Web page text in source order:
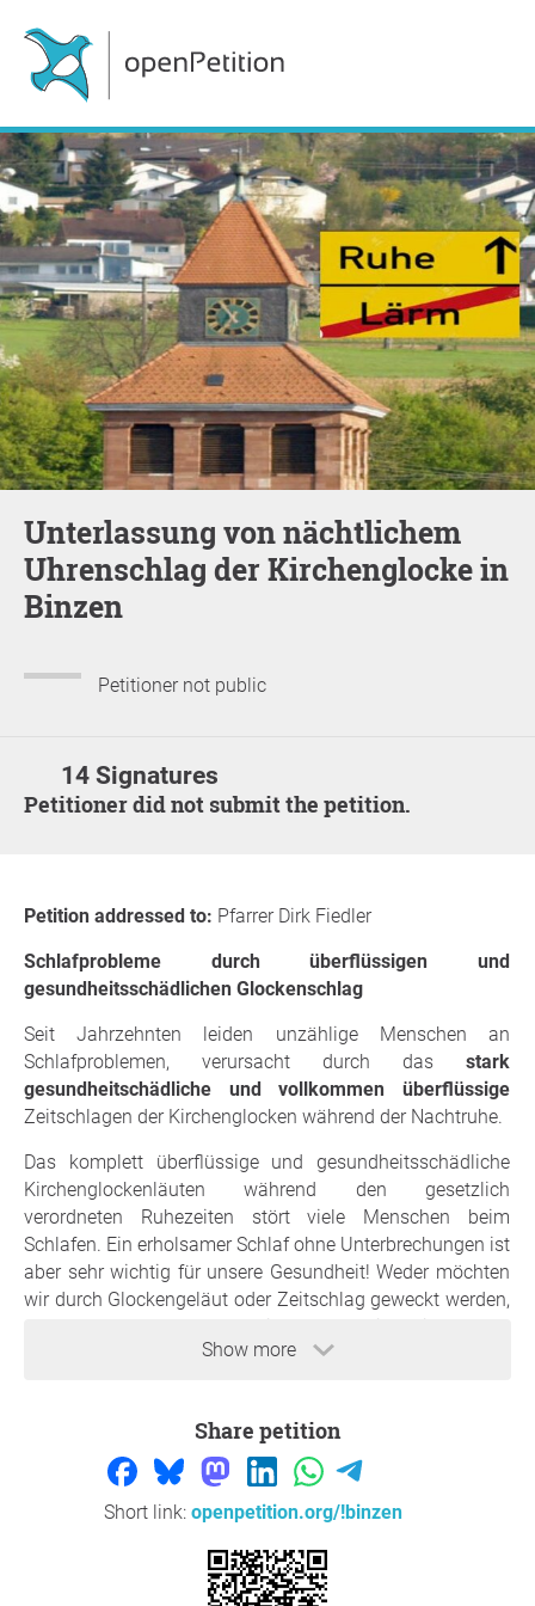
Unterlassung von nächtlichem
Uhrenschlag der Kirchenglocke in
Binzen
Petitioner not public
14 Signatures
Petitioner did not submit the petition.
Show more
Petition addressed to: Pfarrer Dirk Fiedler
Schlafprobleme durch überflüssigen und
gesundheitsschädlichen Glockenschlag
Seit Jahrzehnten leiden unzählige Menschen an
Schlafproblemen, verursacht durch das stark
gesundheitschädliche und vollkommen überflüssige
Zeitschlagen der Kirchenglocken während der Nachtruhe.
Das komplett überflüssige und gesundheitsschädliche
Kirchenglockenläuten während den gesetzlich
verordneten Ruhezeiten stört viele Menschen beim
Schlafen. Ein erholsamer Schlaf ohne Unterbrechungen ist
aber sehr wichtig für unsere Gesundheit! Weder möchten
wir durch Glockengeläut oder Zeitschlag geweckt werden,
Nachtruhe ein und fordern:Kein nächtlicher Zeitschlag
zwischen 22 und 7 Uhr!
Gibt es eine Alternative zum nächtlichen Zeitschlag durch
Kirchenglocken? Die gibt es tatsächlich: Uhren, Wecker,
In unserer heutigen modernen Zeit sind wir also nicht
Share petition
Short link: openpetition.org/!binzen